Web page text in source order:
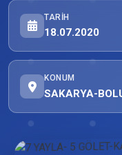
TARIH
18.07.2020
KONUM
SAKARYA-